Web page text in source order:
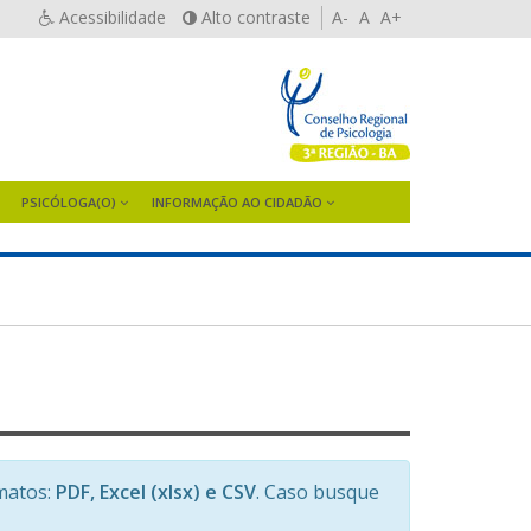
Acessibilidade Alto contraste A- A A+
PSICÓLOGA(O) INFORMAÇÃO AO CIDADÃO
PDF, Excel (xlsx) e CSV. Caso busque